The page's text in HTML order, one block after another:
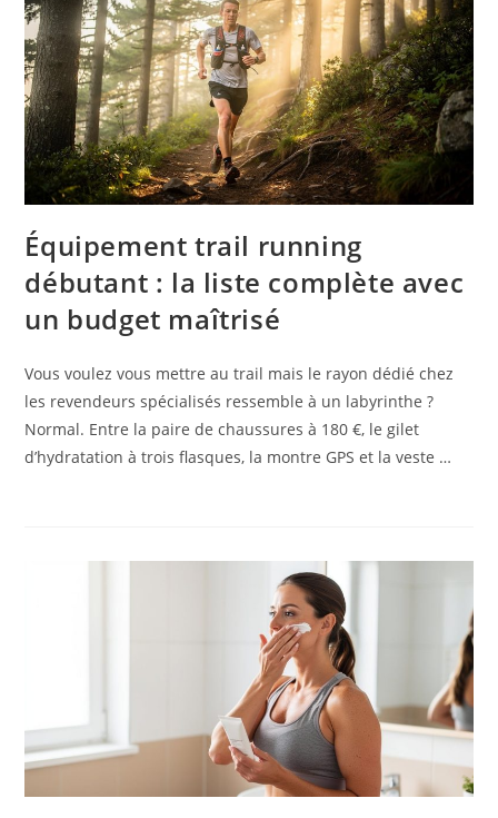
Équipement trail running
débutant : la liste complète avec
un budget maîtrisé
Vous voulez vous mettre au trail mais le rayon dédié chez
les revendeurs spécialisés ressemble à un labyrinthe ?
Normal. Entre la paire de chaussures à 180 €, le gilet
d’hydratation à trois flasques, la montre GPS et la veste …